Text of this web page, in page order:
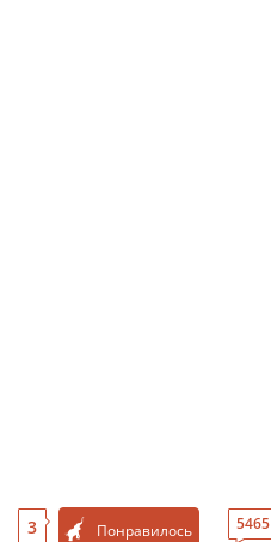
3 Понравилось 5465